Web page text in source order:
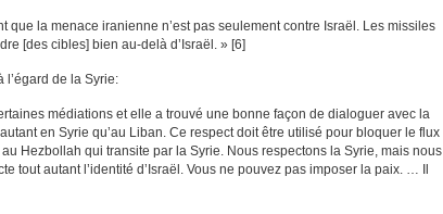
que la menace iranienne n’est pas seulement contre Israël. Les missiles
[des cibles] bien au-delà d’Israël. » [6]
l’égard de la Syrie:
médiations et elle a trouvé une bonne façon de dialoguer avec la
en Syrie qu’au Liban. Ce respect doit être utilisé pour bloquer le flux
Hezbollah qui transite par la Syrie. Nous respectons la Syrie, mais nous
tout autant l’identité d’Israël. Vous ne pouvez pas imposer la paix. … Il